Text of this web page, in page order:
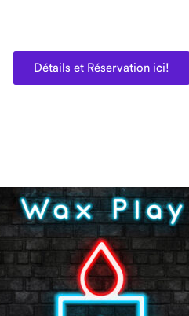
Détails et Réservation ici!